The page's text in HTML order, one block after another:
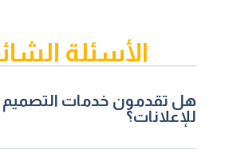
الأسئلة
هل تقدمون خدمات التصميم
للإعلانات؟